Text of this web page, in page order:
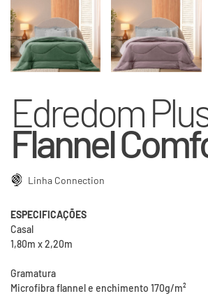
Edredom
Flannel
Linha Connection
ESPECIFICAÇÕES
Casal
1,80m x 2,20m
Gramatura
Microfibra flannel e enchimento 170g/m²